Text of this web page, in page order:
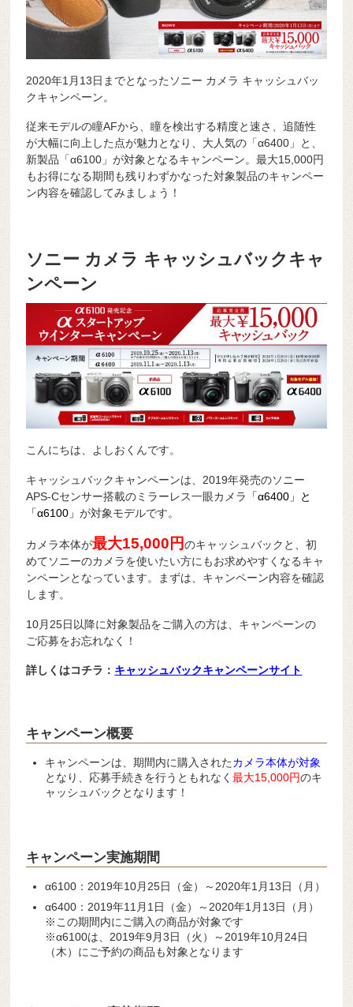
2020年1月13日までとなったソニー カメラ キャッシュバッ
クキャンペーン。
従来モデルの瞳AFから、瞳を検出する精度と速さ、追随性
が大幅に向上した点が魅力となり、大人気の「α6400」と、
新製品「α6100」が対象となるキャンペーン。最大15,000円
もお得になる期間も残りわずかなった対象製品のキャンペー
ン内容を確認してみましょう！
ソニー カメラ キャッシュバックキャ
ンペーン
こんにちは、よしおくんです。
キャッシュバックキャンペーンは、2019年発売のソニー
APS-Cセンサー搭載のミラーレス一眼カメラ
「α6400」と
「α6100」が対象モデルです。
カメラ本体が最大15,000円のキャッシュバックと、初
めてソニーのカメラを使いたい方にもお求めやすくなるキャ
ンペーンとなっています。まずは、キャンペーン内容を確認
します。
10月25日以降に対象製品をご購入の方は、キャンペーンの
ご応募をお忘れなく！
詳しくはコチラ： キャッシュバックキャンペーンサイト
キャンペーン概要
キャンペーンは、期間内に購入されたカメラ本体が対象
となり、応募手続きを行うともれなく最大15,000円のキ
ャッシュバックとなります！
キャンペーン実施期間
α6100：2019年10月25日（金）～2020年1月13日（月）
α6400：2019年11月1日（金）～2020年1月13日（月）
※この期間内にご購入の商品が対象です
※α6100は、2019年9月3日（火）～2019年10月24日
（木）にご予約の商品も対象となります